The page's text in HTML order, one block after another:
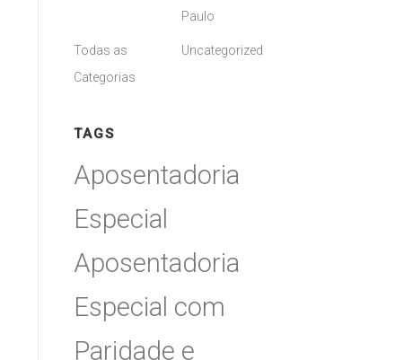
Paulo
Todas as
Categorias
Uncategorized
TAGS
Aposentadoria
Especial
Aposentadoria
Especial com
Paridade e